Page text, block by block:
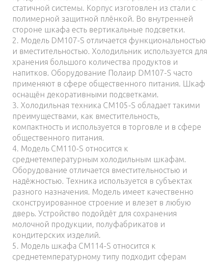
статичной системы. Корпус изготовлен из стали с
полимерной защитной плёнкой. Во внутренней
стороне шкафа есть вертикальные подсветки.
2. Модель DM107-S отличается функциональностью
и вместительностью. Холодильник используется для
хранения большого количества продуктов и
напитков. Оборудование Полаир DM107-S часто
применяют в сфере общественного питания. Шкаф
оснащён декоративными подсветками.
3. Холодильная техника CM105-S обладает такими
преимуществами, как вместительность,
компактность и используется в торговле и в сфере
общественного питания.
4. Модель CM110-S относится к
среднетемпературным холодильным шкафам.
Оборудование отличается вместительностью и
надёжностью. Техника используется в субъектах
разного назначения. Модель имеет качественно
сконструированное строение и влезет в любую
дверь. Устройство подойдёт для сохранения
молочной продукции, полуфабрикатов и
кондитерских изделий.
5. Модель шкафа CM114-S относится к
среднетемпературному типу подходит сферам